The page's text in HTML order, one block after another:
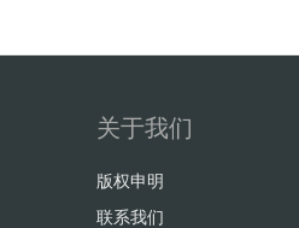
关于我们
版权申明
联系我们